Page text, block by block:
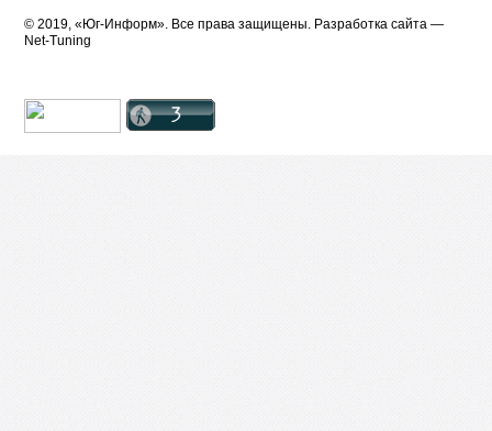
© 2019, «Юг-Информ». Все права защищены. Разработка cайта —
Net-Tuning